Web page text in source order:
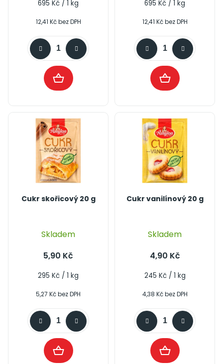
5
hvězdiček.
12,41 Kč bez DPH
Měrná
695 Kč / 1 kg
12,41 Kč bez DPH
Měrná
695 Kč / 1 kg
Cukr skořicový 20 g
Skladem
5,27 Kč bez DPH
5,90 Kč
Měrná
295 Kč / 1 kg
Cukr vanilínový 20 g
Skladem
4,38 Kč bez DPH
4,90 Kč
Měrná
245 Kč / 1 kg